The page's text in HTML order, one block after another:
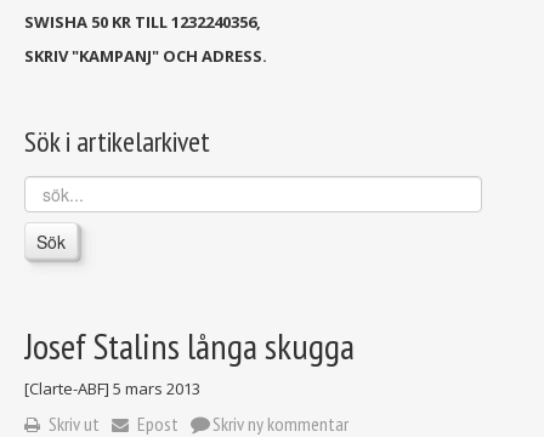
SWISHA 50 KR TILL 1232240356,
SKRIV "KAMPANJ" OCH ADRESS.
Sök i artikelarkivet
sök...
Sök
Josef Stalins långa skugga
[Clarte-ABF] 5 mars 2013
Skriv ut Epost Skriv ny kommentar